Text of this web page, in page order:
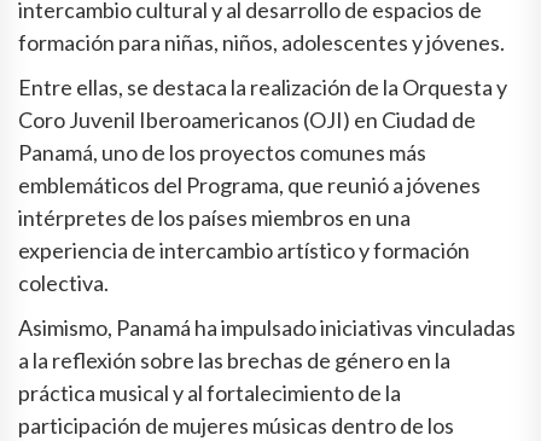
intercambio cultural y al desarrollo de espacios de
formación para niñas, niños, adolescentes y jóvenes.
Entre ellas, se destaca la realización de la Orquesta y
Coro Juvenil Iberoamericanos (OJI) en Ciudad de
Panamá, uno de los proyectos comunes más
emblemáticos del Programa, que reunió a jóvenes
intérpretes de los países miembros en una
experiencia de intercambio artístico y formación
colectiva.
Asimismo, Panamá ha impulsado iniciativas vinculadas
a la reflexión sobre las brechas de género en la
práctica musical y al fortalecimiento de la
participación de mujeres músicas dentro de los